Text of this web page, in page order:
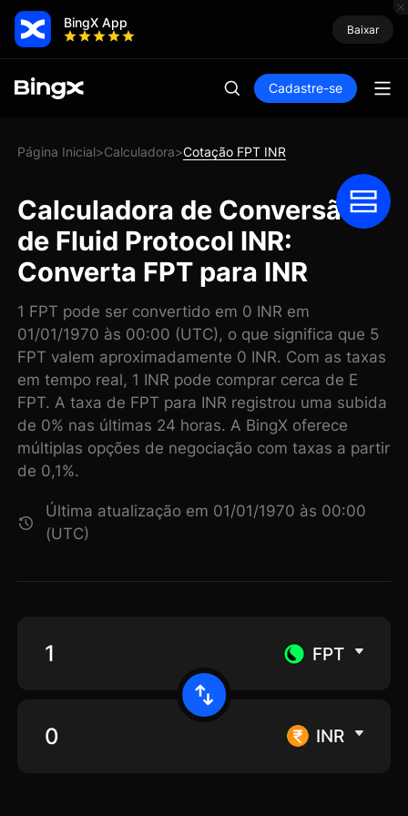
BingX App Baixar
Cadastre-se
Página Inicial>Calculadora>Cotação FPT INR
Calculadora de Conversão
de Fluid Protocol INR:
Converta FPT para INR
1 FPT pode ser convertido em 0 INR em
01/01/1970 às 00:00 (UTC), o que significa que 5
FPT valem aproximadamente 0 INR. Com as taxas
em tempo real, 1 INR pode comprar cerca de E
FPT. A taxa de FPT para INR registrou uma subida
de 0% nas últimas 24 horas. A BingX oferece
múltiplas opções de negociação com taxas a partir
de 0,1%.
Última atualização em 01/01/1970 às 00:00
(UTC)
FPT
INR